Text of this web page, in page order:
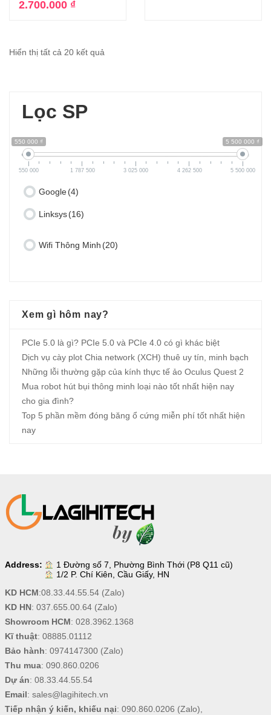
2.700.000 ₫
Hiển thị tất cả 20 kết quả
Lọc SP
550 000 ₫ 5 500 000 ₫
550 000 1 787 500 3 025 000 4 262 500 5 500 000
Google(4)
Linksys(16)
Wifi Thông Minh (20)
Xem gì hôm nay?
PCIe 5.0 là gì? PCIe 5.0 và PCIe 4.0 có gì khác biệt
Dịch vụ cày plot Chia network (XCH) thuê uy tín, minh bạch
Những lỗi thường gặp của kính thực tế ảo Oculus Quest 2
Mua robot hút bụi thông minh loại nào tốt nhất hiện nay
cho gia đình?
Top 5 phần mềm đóng băng ổ cứng miễn phí tốt nhất hiện
nay
Address:
1 Đường số 7, Phường Bình Thới (P8 Q11 cũ)
1/2 P. Chí Kiên, Cầu Giấy, HN
KD HCM:08.33.44.55.54(Zalo)
KD HN: 037.655.00.64(Zalo)
Showroom HCM: 028.3962.1368
Kĩ thuật: 08885.01112
Bảo hành: 0974147300(Zalo)
Thu mua: 090.860.0206
Dự án: 08.33.44.55.54
Email: sales@lagihitech.vn
Tiếp nhận ý kiến, khiếu nại: 090.860.0206 (Zalo),